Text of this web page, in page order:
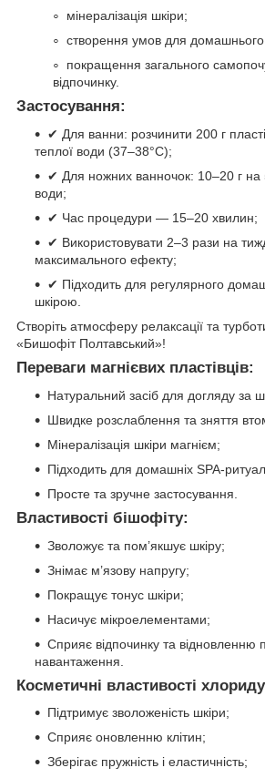
мінералізація шкіри;
створення умов для домашнього
покращення загального
відпочинку.
Застосування:
✔ Для ванни: розчинити 200 г
теплої води (37–38°C);
✔ Для ножних ванночок: 10–20 г на
води;
✔ Час процедури — 15–20 хвилин;
✔ Використовувати 2–3 рази на
максимального ефекту;
✔ Підходить для регулярного
шкірою.
Створіть атмосферу релаксації та
«Бишофіт Полтавський»!
Переваги магнієвих пластівців:
Натуральний засіб для догляду за
Швидке розслаблення та зняття
Мінералізація шкіри магнієм;
Підходить для домашніх SPA-
Просте та зручне застосування.
Властивості бішофіту:
Зволожує та пом’якшує шкіру;
Знімає м’язову напругу;
Покращує тонус шкіри;
Насичує мікроелементами;
Сприяє відпочинку та відновленню
навантаження.
Косметичні властивості
Підтримує зволоженість шкіри;
Сприяє оновленню клітин;
Зберігає пружність і еластичність;